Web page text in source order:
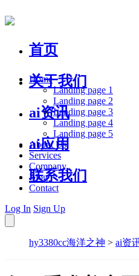
首页
关于我们
ai资讯
ai应用
联系我们
Home
Landing page 1
Landing page 2
Landing page 3
Landing page 4
Landing page 5
About Us
Services
Company
Blog
Contact
Log In Sign Up
hy3380cc海洋之神 > ai资